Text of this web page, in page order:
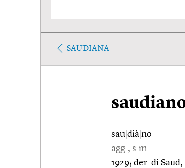
SAUDIANA
sau dià no
agg., s.m.
1929; der. di